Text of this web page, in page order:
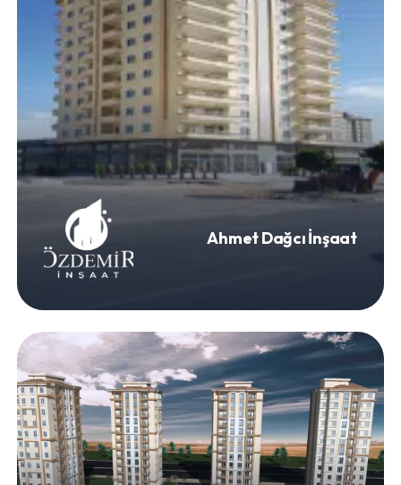
Ahmet Dağcı İnşaat